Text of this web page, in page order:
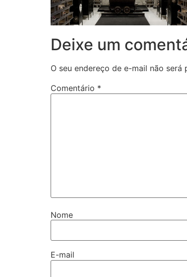
Deixe um
O seu endereço de e-mail não será
Comentário *
Nome
E-mail